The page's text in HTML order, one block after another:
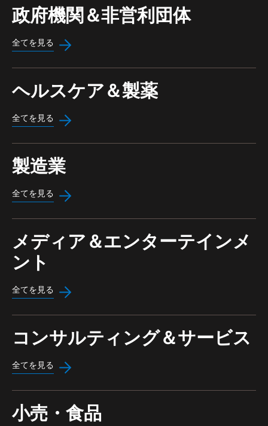
政府機関＆非営利団体
全てを見る
ヘルスケア＆製薬
全てを見る
製造業
全てを見る
メディア＆エンターテインメ
ント
全てを見る
コンサルティング＆サービス
全てを見る
小売・食品